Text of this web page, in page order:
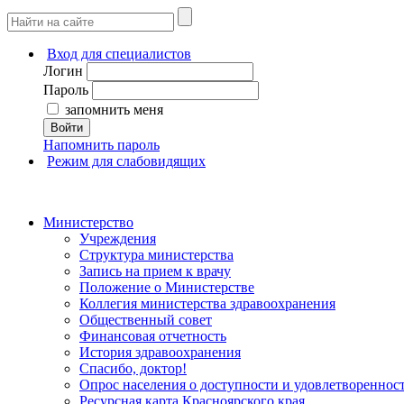
Вход для специалистов
Логин
Пароль
запомнить меня
Войти
Напомнить пароль
Режим для слабовидящих
Министерство
Учреждения
Структура министерства
Запись на прием к врачу
Положение о Министерстве
Коллегия министерства здравоохранения
Общественный совет
Финансовая отчетность
История здравоохранения
Спасибо, доктор!
Опрос населения о доступности и
Ресурсная карта Красноярского края